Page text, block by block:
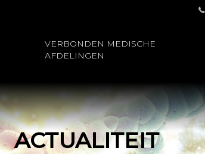
VERBONDEN MEDISCHE
AFDELINGEN
ACTUALITEIT